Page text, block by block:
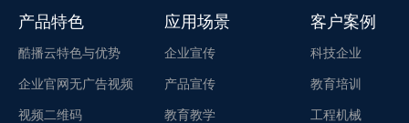
产品特色
酷播云特色与优势
企业官网无广告视频
视频二维码
应用场景
企业宣传
产品宣传
教育教学
客户案例
科技企业
教育培训
工程机械